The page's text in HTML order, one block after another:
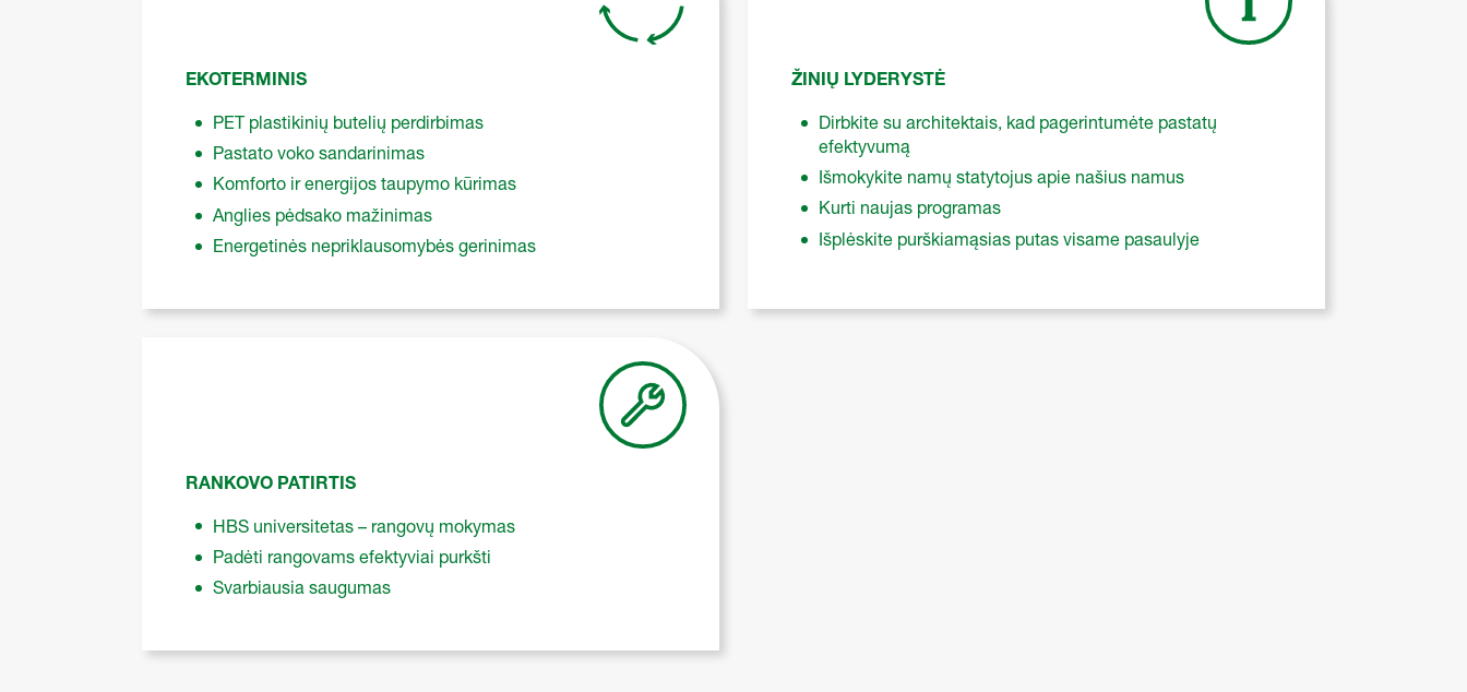
EKOTERMINIS
PET plastikinių butelių perdirbimas
Pastato voko sandarinimas
Komforto ir energijos taupymo kūrimas
Anglies pėdsako mažinimas
Energetinės nepriklausomybės gerinimas
ŽINIŲ LYDERYSTĖ
Dirbkite su architektais, kad pagerintumėte pastatų
efektyvumą
Išmokykite namų statytojus apie našius namus
Kurti naujas programas
Išplėskite purškiamąsias putas visame pasaulyje
RANKOVO PATIRTIS
HBS universitetas – rangovų mokymas
Padėti rangovams efektyviai purkšti
Svarbiausia saugumas